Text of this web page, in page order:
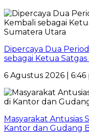
Dipercaya Dua
sebagai Ketua
6 Agustus 2026 |
Masyarakat Antusias
Kantor dan Gudang